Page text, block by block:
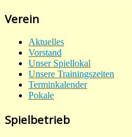
Verein
Aktuelles
Vorstand
Unser Spiellokal
Unsere Trainingszeiten
Terminkalender
Pokale
Spielbetrieb